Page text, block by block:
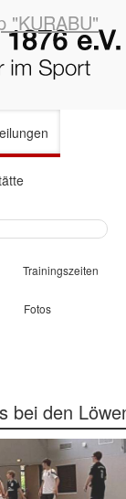
"KURABU"
werden
Trainingszeiten
Fotos
bei den